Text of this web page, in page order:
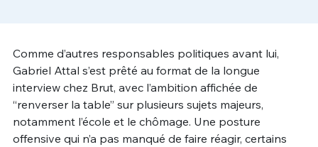
Comme d’autres responsables politiques avant lui,
Gabriel Attal s’est prêté au format de la longue
interview chez Brut, avec l’ambition affichée de
“renverser la table” sur plusieurs sujets majeurs,
notamment l’école et le chômage. Une posture
offensive qui n’a pas manqué de faire réagir, certains
CONNEXION
Un Thread
C'EST PARTI